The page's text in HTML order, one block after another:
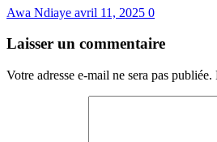
Awa Ndiaye avril 11, 2025 0
Laisser un commentaire
Votre adresse e-mail ne sera pas publiée.